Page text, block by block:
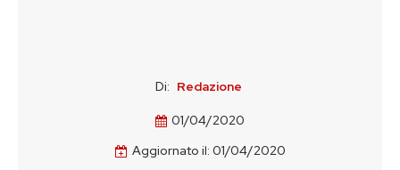
Di: Redazione
01/04/2020
Aggiornato il: 01/04/2020